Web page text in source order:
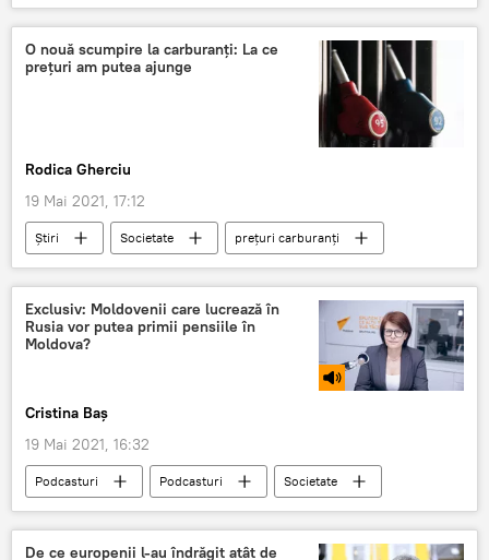
Relații internaționale
navă
Marea Britanie
port
O nouă scumpire la carburanți: La ce
prețuri am putea ajunge
Rodica Gherciu
19 Mai 2021, 17:12
Știri Societate
prețuri carburanți
ieftinire carburanți
carburanți
Exclusiv: Moldovenii care lucrează în
Rusia vor putea primii pensiile în
Moldova?
Cristina Baș
19 Mai 2021, 16:32
Podcasturi Podcasturi
Societate
Republica Moldova
pensii
Rusia
De ce europenii l-au îndrăgit atât de